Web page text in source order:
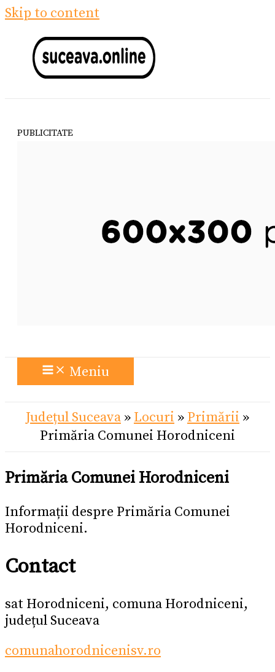
Skip to content
PUBLICITATE
Meniu
Județul Suceava » Locuri » Primării »
Primăria Comunei Horodniceni
Primăria Comunei Horodniceni
Informații despre Primăria Comunei
Horodniceni.
Contact
sat Horodniceni, comuna Horodniceni,
județul Suceava
comunahorodnicenisv.ro